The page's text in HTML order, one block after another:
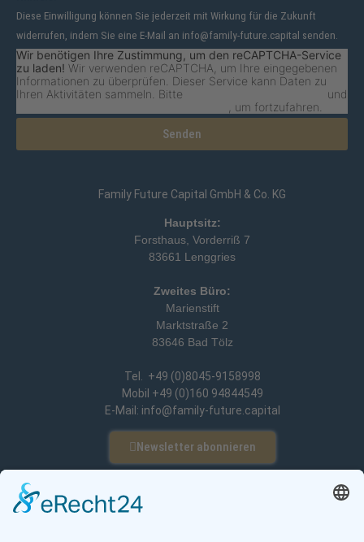
Diese Einwilligung können Sie jederzeit mit Wirkung für die Zukunft
widerrufen, indem Sie eine E-Mail an info@family-future.capital senden.
Wir benötigen Ihre Zustimmung, um den reCAPTCHA-Service
zu laden! Wir verwenden reCAPTCHA, um Ihre eingegebenen
Informationen zu überprüfen. Dieser Service kann Daten zu
Ihren Aktivitäten sammeln. Bitte
und
, um fortzufahren.
Senden
Family Future Capital GmbH & Co. KG
Hauptsitz:
Forsthaus, Vorderriß 7
83661 Lenggries
Zweites Büro:
Marienstift
Marktstraße 2
83646 Bad Tölz
Tel. +49 (0)8045-9158998
Mobil +49 (0)160 94844549
E-Mail: info@family-future.capital
Newsletter abonnieren